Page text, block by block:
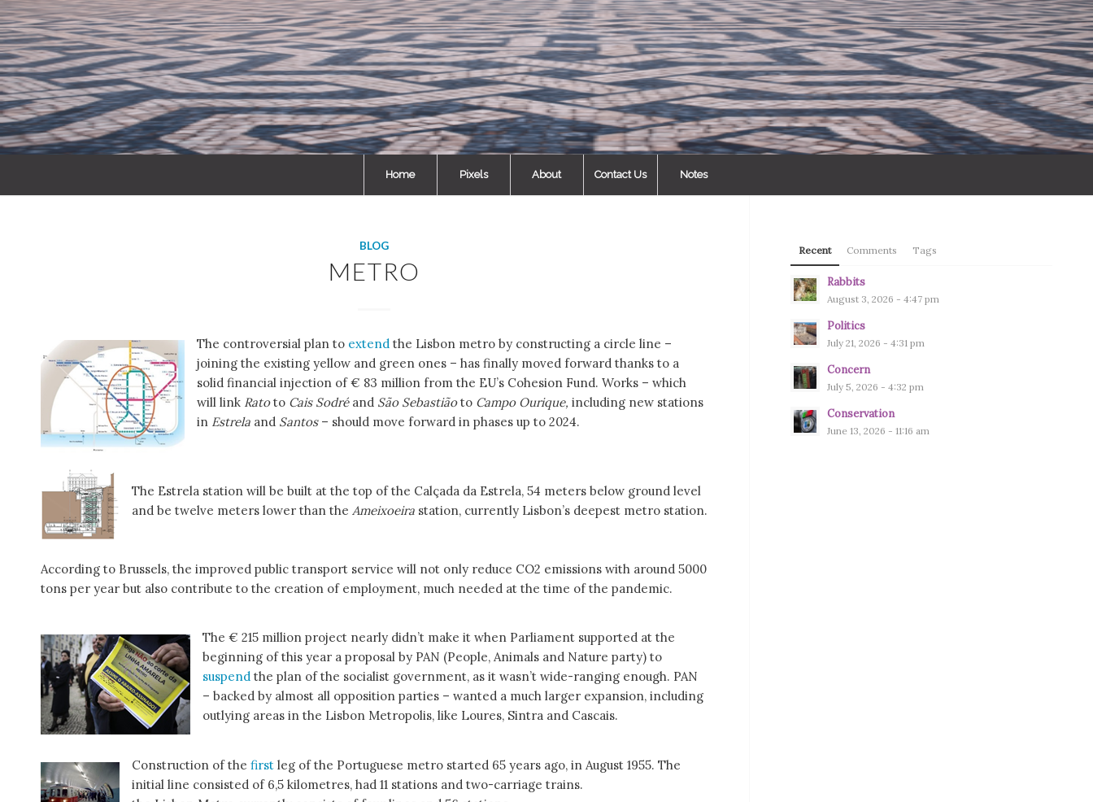
Home Pixels About Contact Us Notes
BLOG
METRO
The controversial plan to extend the Lisbon metro by constructing a circle line –
joining the existing yellow and green ones – has finally moved forward thanks to a
solid financial injection of € 83 million from the EU’s Cohesion Fund. Works – which
will link Ratoto Cais Sodréand São Sebastiãoto Campo Ourique, including new stations
in Estrela and Santos– should move forward in phases up to 2024.
The Estrela station will be built at the top of the Calçada da Estrela, 54 meters below ground level
and be twelve meters lower than the Ameixoeira station, currently Lisbon’s deepest metro station.
According to Brussels, the improved public transport service will not only reduce CO2 emissions with around 5000
tons per year but also contribute to the creation of employment, much needed at the time of the pandemic.
The € 215 million project nearly didn’t make it when Parliament supported at the
beginning of this year a proposal by PAN (People, Animals and Nature party) to
suspend the plan of the socialist government, as it wasn’t wide-ranging enough. PAN
– backed by almost all opposition parties – wanted a much larger expansion, including
outlying areas in the Lisbon Metropolis, like Loures, Sintra and Cascais.
Construction of the first leg of the Portuguese metro started 65 years ago, in August 1955. The
initial line consisted of 6,5 kilometres, had 11 stations and two-carriage trains.
Recent Comments Tags
Rabbits
August 3, 2026 - 4:47 pm
Politics
July 21, 2026 - 4:31 pm
Concern
July 5, 2026 - 4:32 pm
Conservation
June 13, 2026 - 11:16 am